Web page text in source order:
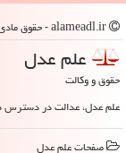
علم عدل
حقوق و وکالت
علم عدل، عدالت در دسترس
صفحات علم عدل